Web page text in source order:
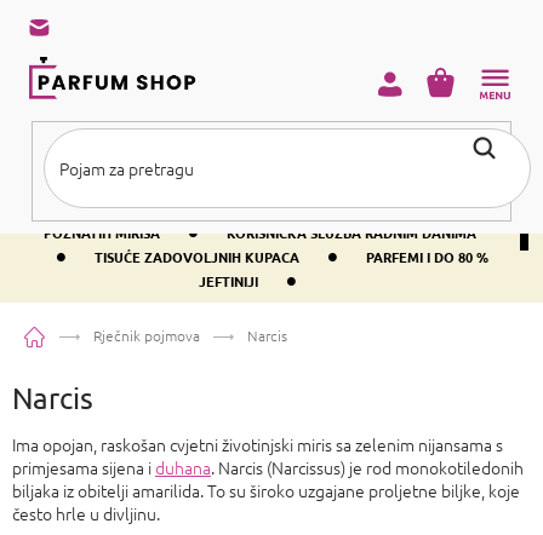
sadržaj
BESPLATNA DOSTAVA IZNAD PRIBLIŽNO 37 € •
400+ SVJETSKI
POZNATIH MIRISA
• KORISNIČKA SLUŽBA RADNIM DANIMA
• TISUĆE ZADOVOLJNIH KUPACA •
PARFEMI I DO 80 %
JEFTINIJI
•
KOŠARICA
PočetnaRječnik pojmova Narcis
Narcis
Ima opojan, raskošan cvjetni životinjski miris sa zelenim nijansama s
primjesama sijena iduhana. Narcis (Narcissus) je rod monokotiledonih
biljaka iz obitelji amarilida. To su široko uzgajane proljetne biljke, koje
često hrle u divljinu.